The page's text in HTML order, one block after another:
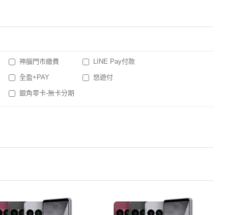
神腦門市繳費 LINE Pay付款
全盈+PAY 悠遊付
銀角零卡-無卡分期